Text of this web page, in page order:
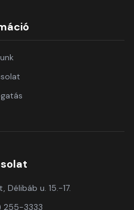
Délibáb u. 15.-17.
255-3333